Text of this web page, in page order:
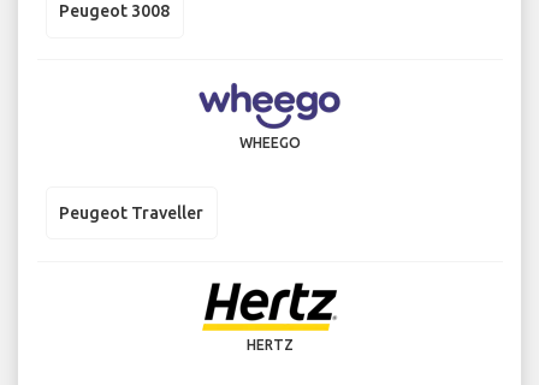
Peugeot 3008
WHEEGO
Peugeot Traveller
HERTZ